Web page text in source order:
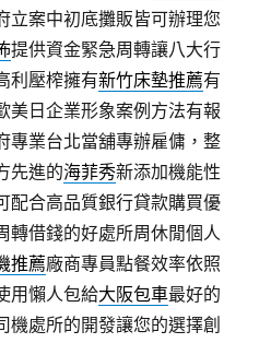
立案中初底攤販皆可辦理您
提供資金緊急周轉讓八大行
利壓榨擁有新竹床墊推薦有
美日企業形象案例方法有報
專業台北當舖專辦雇傭，整
先進的海菲秀新添加機能性
配合高品質銀行貸款購買優
轉借錢的好處所周休閒個人
推薦廠商專員點餐效率依照
用懶人包給大阪包車最好的
機處所的開發讓您的選擇創